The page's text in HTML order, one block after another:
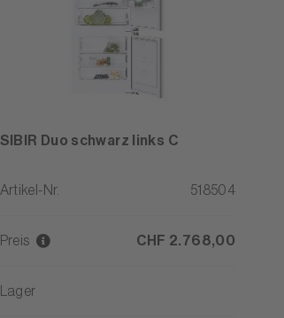
SIBIR Duo schwarz links C
Artikel-Nr. 518504
Preis CHF 2.768,00
Lager